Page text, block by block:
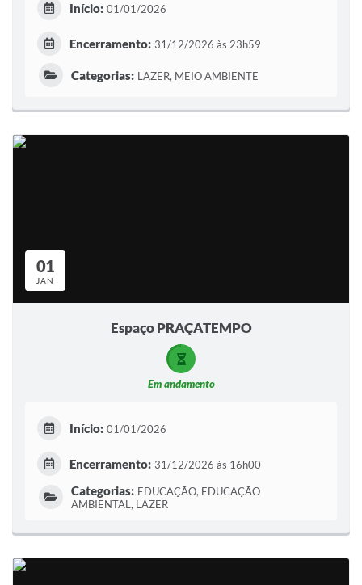
Início: 01/01/2026
Encerramento: 31/12/2026 às 23h59
Categorias: LAZER, MEIO AMBIENTE
01
JAN
Espaço PRAÇATEMPO
Em andamento
Início: 01/01/2026
Encerramento: 31/12/2026 às 16h00
Categorias: EDUCAÇÃO, EDUCAÇÃO
AMBIENTAL, LAZER